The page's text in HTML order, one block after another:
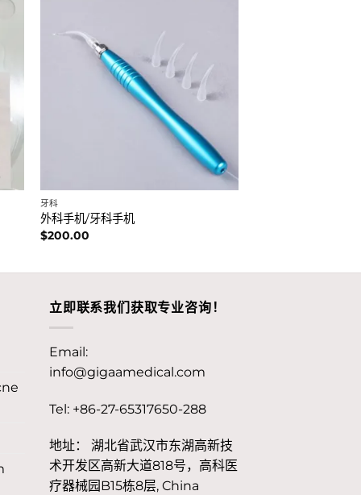
牙科
外科手机/牙科手机
$200.00
立即联系我们获取专业咨询！
Email:
info@gigaamedical.com
Tel: +86-27-65317650-288
地址： 湖北省武汉市东湖高新技
术开发区高新大道818号，高科医
疗器械园B15栋8层, China